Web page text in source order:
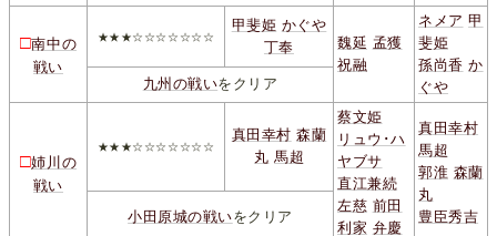
□南中の
戦い
★★★☆☆☆☆☆☆☆
甲斐姫 かぐや
丁奉
魏延 孟獲
祝融
ネメア 甲
斐姫
孫尚香 か
ぐや
九州の戦いをクリア
□姉川の
戦い
★★★☆☆☆☆☆☆☆
真田幸村 森蘭
丸 馬超
蔡文姫
リュウ･ハ
ヤブサ
直江兼続
左慈 前田
利家 弁慶
真田幸村
馬超
郭淮 森蘭
丸
豊臣秀吉
小田原城の戦いをクリア